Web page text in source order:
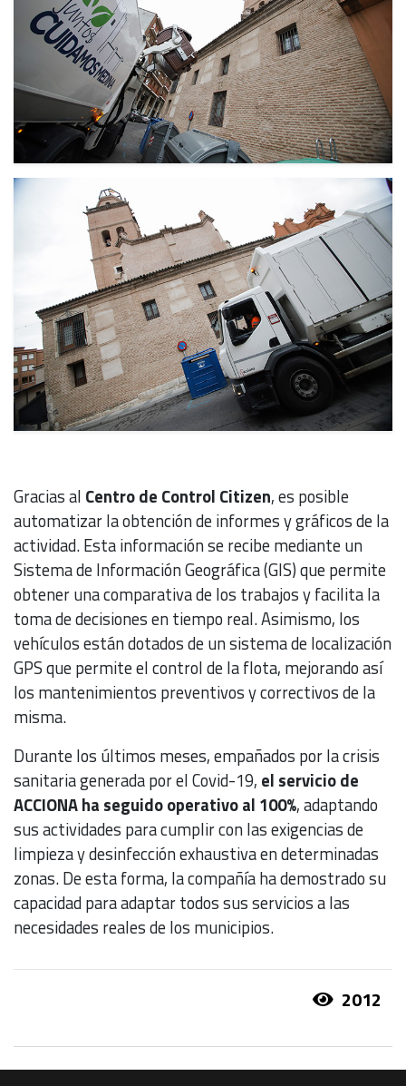
Gracias al Centro de Control Citizen, es posible
automatizar la obtención de informes y gráficos de la
actividad. Esta información se recibe mediante un
Sistema de Información Geográfica (GIS) que permite
obtener una comparativa de los trabajos y facilita la
toma de decisiones en tiempo real. Asimismo, los
vehículos están dotados de un sistema de localización
GPS que permite el control de la flota, mejorando así
los mantenimientos preventivos y correctivos de la
misma.
Durante los últimos meses, empañados por la crisis
sanitaria generada por el Covid-19, el servicio de
ACCIONA ha seguido operativo al 100%, adaptando
sus actividades para cumplir con las exigencias de
limpieza y desinfección exhaustiva en determinadas
zonas. De esta forma, la compañía ha demostrado su
capacidad para adaptar todos sus servicios a las
necesidades reales de los municipios.
2012